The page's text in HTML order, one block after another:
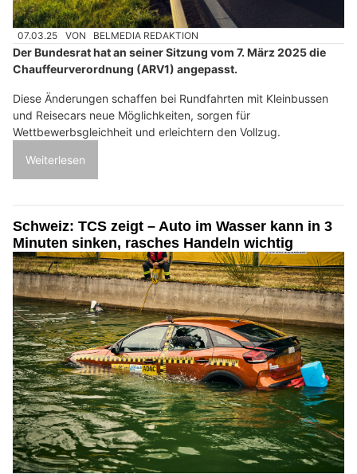
07.03.25 VON BELMEDIA REDAKTION
Der Bundesrat hat an seiner Sitzung vom 7. März 2025 die
Chauffeurverordnung (ARV1) angepasst.
Diese Änderungen schaffen bei Rundfahrten mit Kleinbussen
und Reisecars neue Möglichkeiten, sorgen für
Wettbewerbsgleichheit und erleichtern den Vollzug.
Weiterlesen
Schweiz: TCS zeigt – Auto im Wasser kann in 3
Minuten sinken, rasches Handeln wichtig